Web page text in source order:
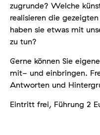
zugrunde? Welche
realisieren die
haben sie etwas mit
zu tun?
Gerne können Sie
mit- und einbringen.
Antworten und
Eintritt frei, Führung 2